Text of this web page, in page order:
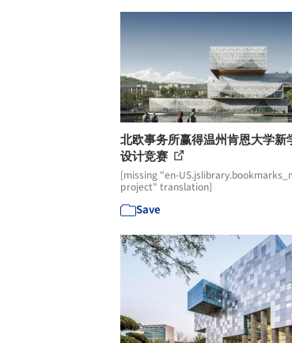
北欧事务所赢得温州肯恩大学新
设计竞赛
[missing "en-
project" translation]
Save